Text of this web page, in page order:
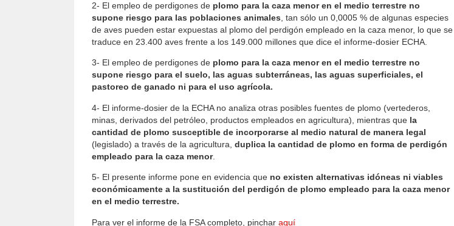
2- El empleo de perdigones de plomo para la caza menor en el medio terrestre no
supone riesgo para las poblaciones animales , tan sólo un 0,0005 % de algunas especies
de aves pueden estar expuestas al plomo del perdigón empleado en la caza menor, lo que se
traduce en 23.400 aves frente a los 149.000 millones que dice el informe‐dosier ECHA.
3- El empleo de perdigones de plomo para la caza menor en el medio terrestre no
supone riesgo para el suelo, las aguas subterráneas, las aguas superficiales, el
pastoreo de ganado ni para el uso agrícola.
4- El informe‐dosier de la ECHA no analiza otras posibles fuentes de plomo (vertederos,
minas, derivados del petróleo, productos empleados en agricultura), mientras que la
cantidad de plomo susceptible de incorporarse al medio natural de manera legal
(legislado) a través de la agricultura, duplica la cantidad de plomo en forma de perdigón
empleado para la caza menor.
5- El presente informe pone en evidencia que no existen alternativas idóneas ni viables
económicamente a la sustitución del perdigón de plomo empleado para la caza menor
en el medio terrestre.
Para ver el informe de la FSA completo, pinchar aquí